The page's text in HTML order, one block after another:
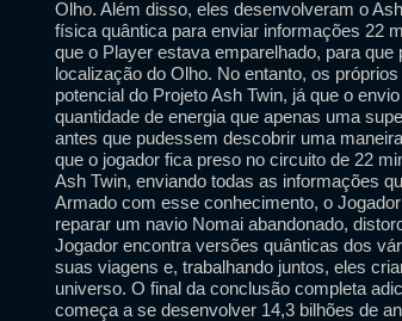
Olho. Além disso, eles desenvolveram o
física quântica para enviar informações 22
que o Player estava emparelhado, para
localização do Olho. No entanto, os
potencial do Projeto Ash Twin, já que o
quantidade de energia que apenas uma
antes que pudessem descobrir uma
que o jogador fica preso no circuito de 22
Ash Twin, enviando todas as informações
Armado com esse conhecimento, o
reparar um navio Nomai abandonado,
Jogador encontra versões quânticas dos
suas viagens e, trabalhando juntos, eles
universo. O final da conclusão completa
começa a se desenvolver 14,3 bilhões de